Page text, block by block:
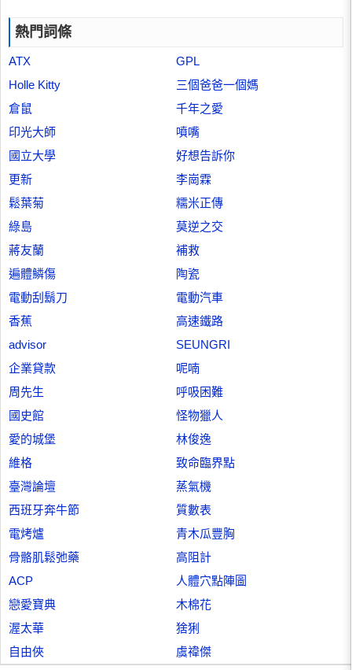
熱門詞條
ATX
GPL
Holle Kitty
三個爸爸一個媽
倉鼠
千年之愛
印光大師
噴嘴
國立大學
好想告訴你
更新
李崗霖
鬆葉菊
糯米正傳
綠島
莫逆之交
蔣友蘭
補救
遍體鱗傷
陶瓷
電動刮鬍刀
電動汽車
香蕉
高速鐵路
advisor
SEUNGRI
企業貸款
呢喃
周先生
呼吸困難
國史館
怪物獵人
愛的城堡
林俊逸
維格
致命臨界點
臺灣論壇
蒸氣機
西班牙奔牛節
質數表
電烤爐
青木瓜豐胸
骨骼肌鬆弛藥
高阻計
ACP
人體穴點陣圖
戀愛寶典
木棉花
渥太華
猞猁
自由俠
虞禕傑